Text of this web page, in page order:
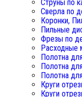
Струны по
Сверла по
Коронки,
Пильные
Фрезы по
Расходные
Полотна
Полотна
Полотна
Круги
Круги